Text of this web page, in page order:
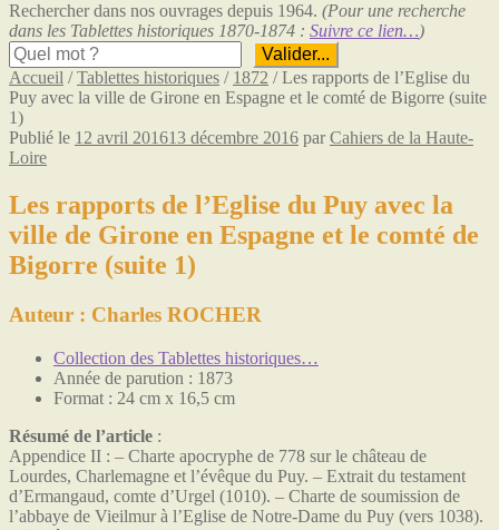
Rechercher dans nos ouvrages depuis 1964. (Pour une recherche
dans les Tablettes historiques 1870-1874 : Suivre ce lien…)
Valider...
Accueil /Tablettes historiques / 1872 /Les rapports de l’Eglise du
Puy avec la ville de Girone en Espagne et le comté de Bigorre (suite
1)
Publié le 12 avril 201613 décembre 2016 parCahiers de la Haute-
Loire
Les rapports de l’Eglise du Puy avec la
ville de Girone en Espagne et le comté de
Bigorre (suite 1)
Auteur : Charles ROCHER
Collection des Tablettes historiques…
Année de parution : 1873
Format : 24 cm x 16,5 cm
Résumé de l’article :
Appendice II : – Charte apocryphe de 778 sur le château de
Lourdes, Charlemagne et l’évêque du Puy. – Extrait du testament
d’Ermangaud, comte d’Urgel (1010). – Charte de soumission de
l’abbaye de Vieilmur à l’Eglise de Notre-Dame du Puy (vers 1038).